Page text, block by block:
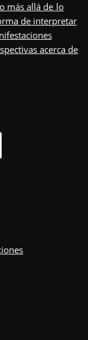
más allá de lo
de interpretar
acerca de